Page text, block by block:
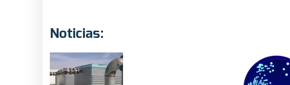
Noticias: